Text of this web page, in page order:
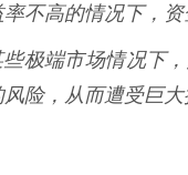
不高的情况下，资
极端市场情况下
险，从而遭受巨大